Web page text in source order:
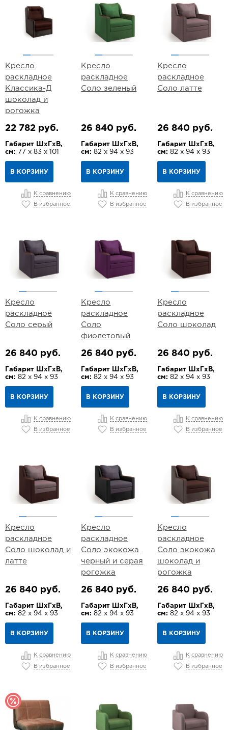
Кресло
раскладное
Классика-Д
шоколад и
рогожка
22 782 руб.
Габарит ШхГхВ,
см: 77 х 83 х 101
В КОРЗИНУ
К сравнению
В избранное
Кресло
раскладное
Соло зеленый
26 840 руб.
Габарит ШхГхВ,
см: 82 х 94 х 93
В КОРЗИНУ
К сравнению
В избранное
Кресло
раскладное
Соло латте
26 840 руб.
Габарит ШхГхВ,
см: 82 х 94 х 93
В КОРЗИНУ
К сравнению
В избранное
Кресло
раскладное
Соло серый
26 840 руб.
Габарит ШхГхВ,
см: 82 х 94 х 93
В КОРЗИНУ
К сравнению
В избранное
Кресло
раскладное
Соло
фиолетовый
26 840 руб.
Габарит ШхГхВ,
см: 82 х 94 х 93
В КОРЗИНУ
К сравнению
В избранное
Кресло
раскладное
Соло шоколад
26 840 руб.
Габарит ШхГхВ,
см: 82 х 94 х 93
В КОРЗИНУ
К сравнению
В избранное
Кресло
раскладное
Соло шоколад и
латте
26 840 руб.
Габарит ШхГхВ,
см: 82 х 94 х 93
В КОРЗИНУ
К сравнению
В избранное
Кресло
раскладное
Соло экокожа
черный и серая
рогожка
26 840 руб.
Габарит ШхГхВ,
см: 82 х 94 х 93
В КОРЗИНУ
К сравнению
В избранное
Кресло
раскладное
Соло экокожа
шоколад и
рогожка
26 840 руб.
Габарит ШхГхВ,
см: 82 х 94 х 93
В КОРЗИНУ
К сравнению
В избранное